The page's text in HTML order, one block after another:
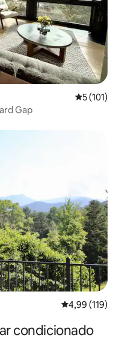
5 (101)
Gap
Classificação
4,99 (119)
condicionado